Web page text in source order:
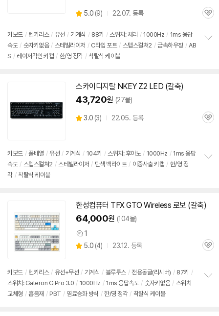
별
5.0 (상
리
뷰
9) 22.07. 등록
관
키보드 / 텐키리스 / 유선 / 기계식 / 88키 / 스위치: 체리 / 1000Hz / 1ms 응답
속도 / 숫자키없음 / 스테빌라이저 / C타입 포트 / 스텝스컬쳐2 / 금속하우징 / AB
S / 레이저각인 키캡 / 한/영 정각 / 착탈식 케이블
스카이디지탈 NKEY Z2 LED (갈축)
43,720원 (27몰)
별
3.0 (상
뷰
3) 22.05. 등록
관
키보드 / 풀배열 / 유선 / 기계식 / 104키 / 스위치: 후아노 / 1000Hz / 1ms 응답
속도 / 스텝스컬쳐2 / 스테빌라이저 / 단색 백라이트 / 이중사출 키캡 / 한/영 정
각 / 착탈식 케이블
한성컴퓨터 TFX GTO Wireless 로보 (갈축)
64,000원 (104몰)
상
품
1
별
5.0 (상
뷰
4) 23.12. 등록
관
키보드 / 텐키리스 / 유선+무선 / 기계식 / 블루투스 / 전용동글(리시버) / 87키
/
스위치: Gateron G Pro 3.0 / 1000Hz / 1ms 응답속도 / 숫자키없음 / 스위치
교체형 / 흡음재 / PBT / 염료승화 방식 / 한/영 정각 / 착탈식 케이블